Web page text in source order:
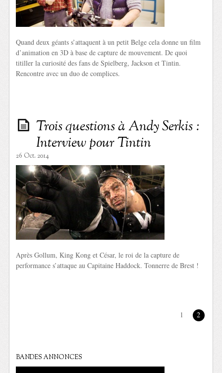
Quand deux géants s’attaquent à un petit Belge cela donne un film
d’animation en 3D à base de capture de mouvement. De quoi
titiller la curiosité des fans de Spielberg, Jackson et Tintin.
Rencontre avec un duo de complices.
Trois questions à Andy Serkis :
Interview pour Tintin
26 Oct. 2014
Après Gollum, King Kong et César, le roi de la capture de
performance s’attaque au Capitaine Haddock. Tonnerre de Brest !
1 2
BANDES ANNONCES